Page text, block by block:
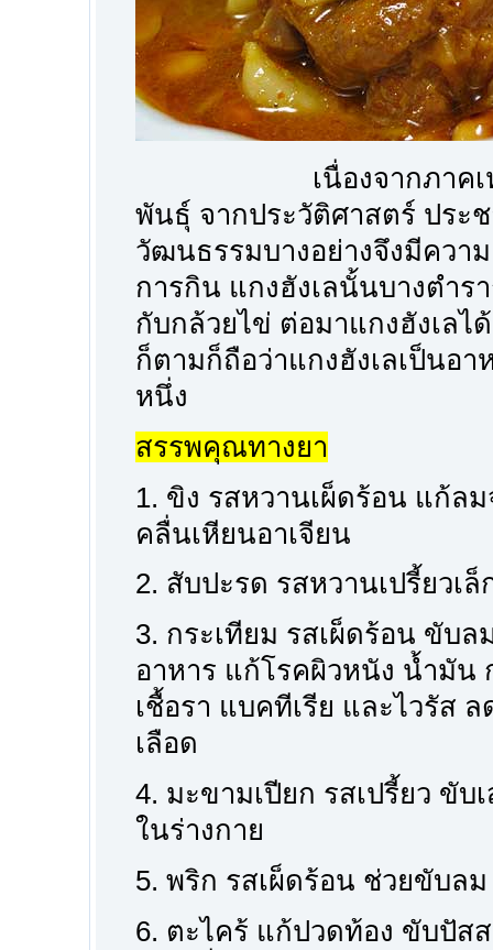
เนื่องจากภาคเหนือเ
พันธุ์ จากประวัติศาสตร์ ประ
วัฒนธรรมบางอย่างจึงมีควา
การกิน แกงฮังเลนั้นบางตำร
กับกล้วยไข่ ต่อมาแกงฮังเลไ
ก็ตามก็ถือว่าแกงฮังเลเป็นอ
หนึ่ง
สรรพคุณทางยา
1. ขิง รสหวานเผ็ดร้อน แก้ล
คลื่นเหียนอาเจียน
2. สับปะรด รสหวานเปรี้ยวเ
3. กระเทียม รสเผ็ดร้อน ขับ
อาหาร แก้โรคผิวหนัง น้ำมัน
เชื้อรา แบคทีเรีย และไวรัส
เลือด
4. มะขามเปียก รสเปรี้ยว ขั
ในร่างกาย
5. พริก รสเผ็ดร้อน ช่วยขับล
6. ตะไคร้ แก้ปวดท้อง ขับปัส